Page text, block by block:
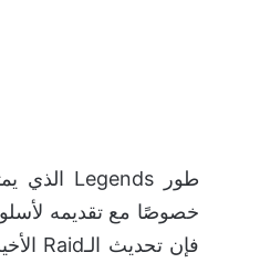
طور Legends الذي يمثل التجربة الجماعية المجانية داخل
خصوصًا مع تقديمه